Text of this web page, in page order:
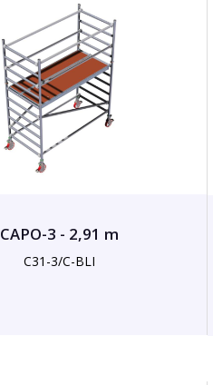
CAPO-3 - 2,91 m
C31-3/C-BLI